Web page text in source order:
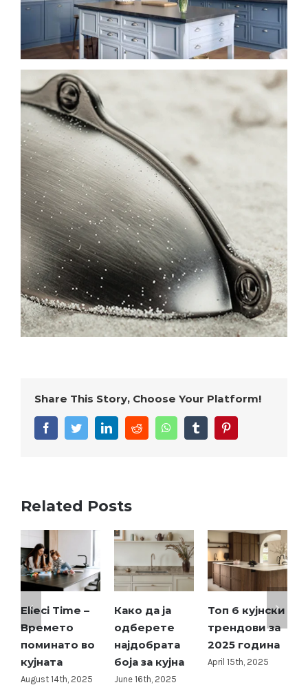
Share This Story, Choose Your Platform!
facebooktwitter linkedinreddit whatsapptumblr
Related Posts
Elleci Time –
Времето
поминато во
кујната
August 14th, 2025
Како да ја
одберете
најдобрата
боја за кујна
June 16th, 2025
Топ 6 кујнски
трендови за
2025 година
April 15th, 2025